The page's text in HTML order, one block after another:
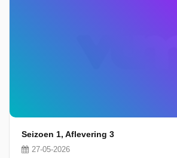
Seizoen 1, Aflevering 3
27-05-2026